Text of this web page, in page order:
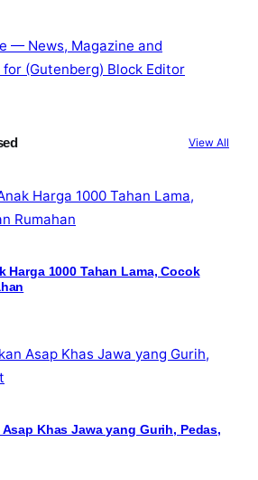
View All
Harga 1000 Tahan Lama, Cocok
Khas Jawa yang Gurih, Pedas,